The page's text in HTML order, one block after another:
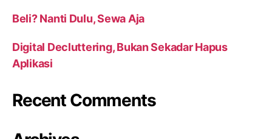
Beli? Nanti Dulu, Sewa Aja
Digital Decluttering, Bukan Sekadar Hapus
Aplikasi
Recent Comments